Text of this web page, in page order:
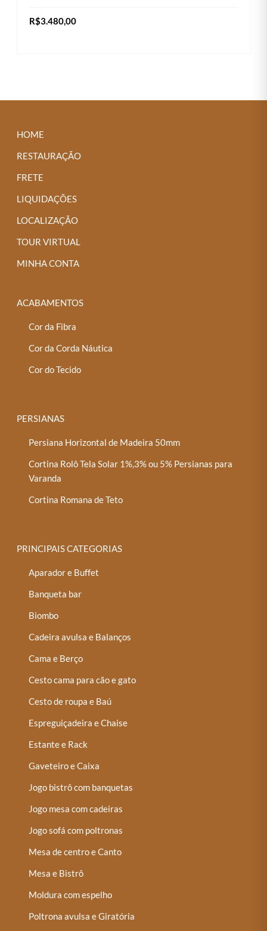
R$3.480,00
HOME
RESTAURAÇÃO
FRETE
LIQUIDAÇÕES
LOCALIZAÇÃO
TOUR VIRTUAL
MINHA CONTA
ACABAMENTOS
Cor da Fibra
Cor da Corda Náutica
Cor do Tecido
PERSIANAS
Persiana Horizontal de Madeira 50mm
Cortina Rolô Tela Solar 1%,3% ou 5% Persianas para
Varanda
Cortina Romana de Teto
PRINCIPAIS CATEGORIAS
Aparador e Buffet
Banqueta bar
Biombo
Cadeira avulsa e Balanços
Cama e Berço
Cesto cama para cão e gato
Cesto de roupa e Baú
Espreguiçadeira e Chaise
Estante e Rack
Gaveteiro e Caixa
Jogo bistrô com banquetas
Jogo mesa com cadeiras
Jogo sofá com poltronas
Mesa de centro e Canto
Mesa e Bistrô
Moldura com espelho
Poltrona avulsa e Giratória